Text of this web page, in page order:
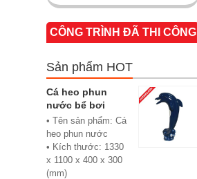
CÔNG TRÌNH ĐÃ THI CÔNG
Sản phẩm HOT
Cá heo phun
nước bể bơi
• Tên sản phẩm: Cá
heo phun nước
• Kích thước: 1330
x 1100 x 400 x 300
(mm)